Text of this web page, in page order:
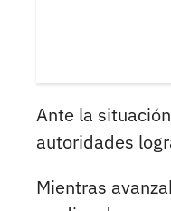
Ante la
autoridades
Mientras